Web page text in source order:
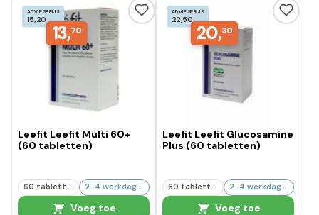
ADVIESPRIJS
15,20
13,70
Leefit Leefit Multi 60+
(60 tabletten)
Voeg toe
ADVIESPRIJS
22,50
20,30
Leefit Leefit Glucosamine
Plus (60 tabletten)
Voeg toe